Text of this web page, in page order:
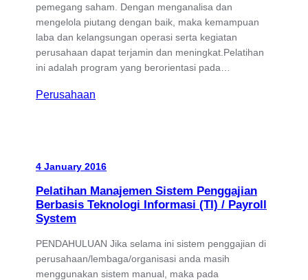
pemegang saham. Dengan menganalisa dan
mengelola piutang dengan baik, maka kemampuan
laba dan kelangsungan operasi serta kegiatan
perusahaan dapat terjamin dan meningkat.Pelatihan
ini adalah program yang berorientasi pada…
Perusahaan
4 January 2016
Pelatihan Manajemen Sistem Penggajian
Berbasis Teknologi Informasi (TI) / Payroll
System
PENDAHULUAN Jika selama ini sistem penggajian di
perusahaan/lembaga/organisasi anda masih
menggunakan sistem manual, maka pada